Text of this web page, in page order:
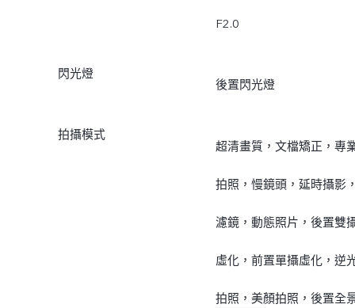
F2.0
閃光燈
後置閃光燈
拍攝模式
超清畫質，文檔矯正，專
拍照，慢鏡頭，延時攝影
濾鏡，動態照片，後置雙
虛化，前置單攝虛化，逆
拍照，美顏拍照，後置全